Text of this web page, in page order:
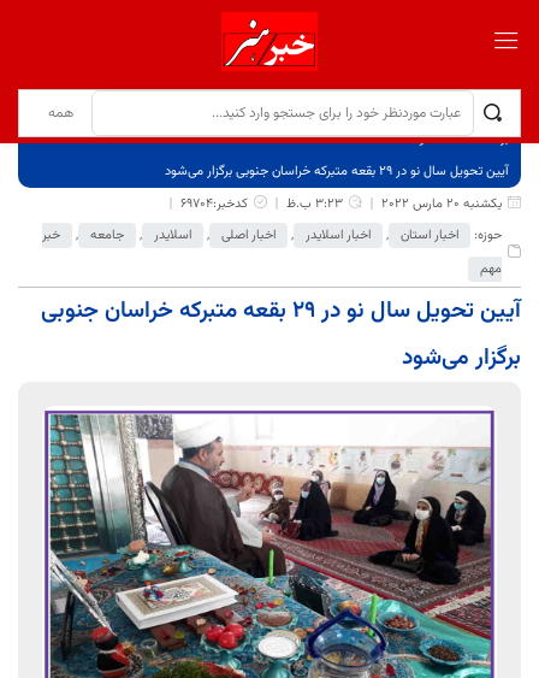
برگ نخست
نوشته‌ها
آیین تحویل سال نو در ۲۹ بقعه متبرکه خراسان جنوبی برگزار می‌شود
یکشنبه 20 مارس 2022
3:23 ب.ظ
کدخبر:69704
حوزه:
اخبار استان , اخبار اسلایدر , اخبار اصلی , اسلایدر , جامعه ,
خبر
مهم
آیین تحویل سال نو در ۲۹ بقعه متبرکه خراسان جنوبی
برگزار می‌شود